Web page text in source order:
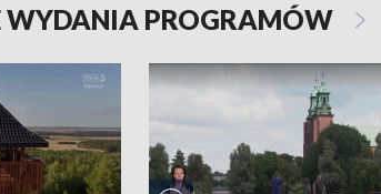
WYDANIA PROGRAMÓW